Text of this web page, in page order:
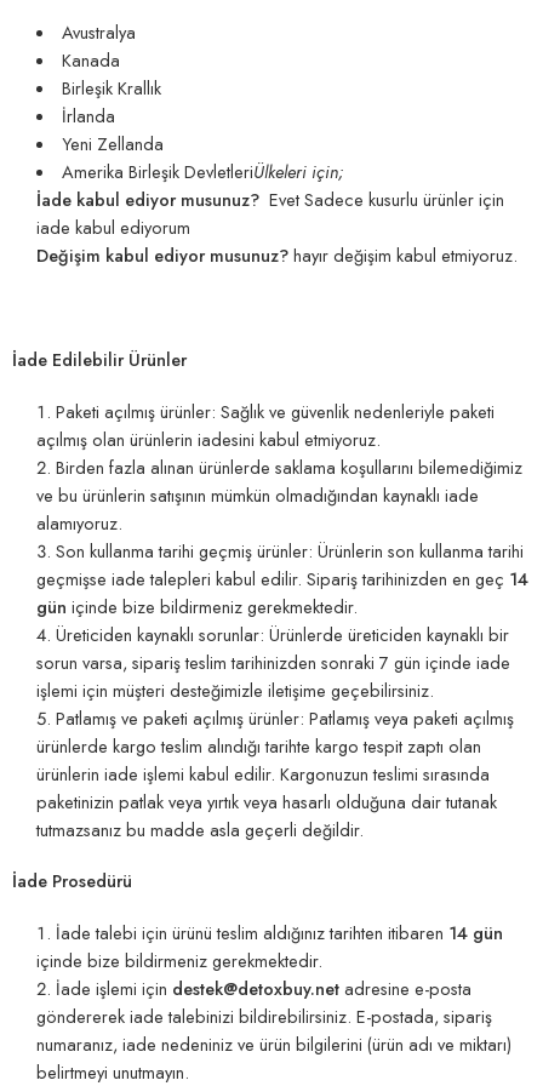
Avustralya
Kanada
Birleşik Krallık
İrlanda
Yeni Zellanda
Amerika Birleşik DevletleriÜlkeleri için;
İade kabul ediyor musunuz? Evet Sadece kusurlu ürünler için
iade kabul ediyorum
Değişim kabul ediyor musunuz?hayır değişim kabul etmiyoruz.
İade Edilebilir Ürünler
Paketi açılmış ürünler: Sağlık ve güvenlik nedenleriyle paketi
açılmış olan ürünlerin iadesini kabul etmiyoruz.
Birden fazla alınan ürünlerde saklama koşullarını bilemediğimiz
ve bu ürünlerin satışının mümkün olmadığından kaynaklı iade
alamıyoruz.
Son kullanma tarihi geçmiş ürünler: Ürünlerin son kullanma tarihi
geçmişse iade talepleri kabul edilir. Sipariş tarihinizden en geç 14
gün içinde bize bildirmeniz gerekmektedir.
Üreticiden kaynaklı sorunlar: Ürünlerde üreticiden kaynaklı bir
sorun varsa, sipariş teslim tarihinizden sonraki 7 gün içinde iade
işlemi için müşteri desteğimizle iletişime geçebilirsiniz.
Patlamış ve paketi açılmış ürünler: Patlamış veya paketi açılmış
ürünlerde kargo teslim alındığı tarihte kargo tespit zaptı olan
ürünlerin iade işlemi kabul edilir. Kargonuzun teslimi sırasında
paketinizin patlak veya yırtık veya hasarlı olduğuna dair tutanak
tutmazsanız bu madde asla geçerli değildir.
İade Prosedürü
İade talebi için ürünü teslim aldığınız tarihten itibaren 14 gün
içinde bize bildirmeniz gerekmektedir.
İade işlemi için destek@detoxbuy.netadresine e-posta
göndererek iade talebinizi bildirebilirsiniz. E-postada, sipariş
numaranız, iade nedeniniz ve ürün bilgilerini (ürün adı ve miktarı)
belirtmeyi unutmayın.